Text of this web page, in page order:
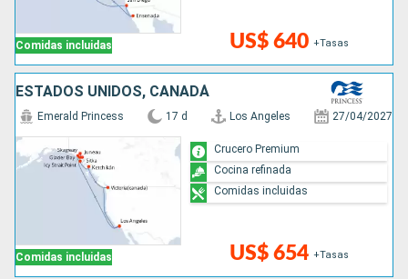
Comidas incluidas US$ 640 +Tasas
ESTADOS UNIDOS, CANADÁ
Comidas incluidas
Emerald Princess 17 d Los Angeles 27/04/2027
US$ 654 +Tasas
Crucero Premium
Cocina refinada
Comidas incluidas